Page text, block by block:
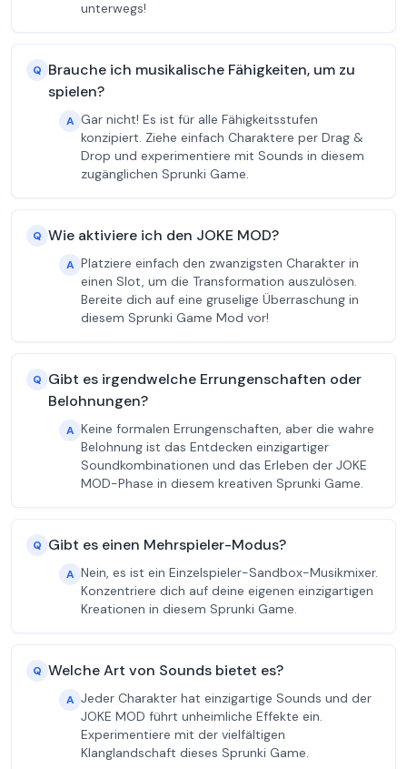
unterwegs!
Q Brauche ich musikalische Fähigkeiten, um zu
spielen?
A Gar nicht! Es ist für alle Fähigkeitsstufen
konzipiert. Ziehe einfach Charaktere per Drag &
Drop und experimentiere mit Sounds in diesem
zugänglichen Sprunki Game.
Q Wie aktiviere ich den JOKE MOD?
A Platziere einfach den zwanzigsten Charakter in
einen Slot, um die Transformation auszulösen.
Bereite dich auf eine gruselige Überraschung in
diesem Sprunki Game Mod vor!
Q Gibt es irgendwelche Errungenschaften oder
Belohnungen?
A Keine formalen Errungenschaften, aber die wahre
Belohnung ist das Entdecken einzigartiger
Soundkombinationen und das Erleben der JOKE
MOD-Phase in diesem kreativen Sprunki Game.
Q Gibt es einen Mehrspieler-Modus?
A Nein, es ist ein Einzelspieler-Sandbox-Musikmixer.
Konzentriere dich auf deine eigenen einzigartigen
Kreationen in diesem Sprunki Game.
Q Welche Art von Sounds bietet es?
A Jeder Charakter hat einzigartige Sounds und der
JOKE MOD führt unheimliche Effekte ein.
Experimentiere mit der vielfältigen
Klanglandschaft dieses Sprunki Game.